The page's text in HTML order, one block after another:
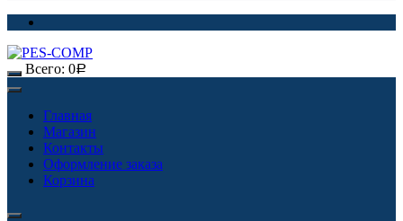
Всего: 0Р
Главная
Магазин
Контакты
Оформление заказа
Корзина